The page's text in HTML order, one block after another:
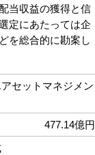
当収益の獲得と信
定にあたっては企
を総合的に勘案し
セットマネジメン
477.14億円